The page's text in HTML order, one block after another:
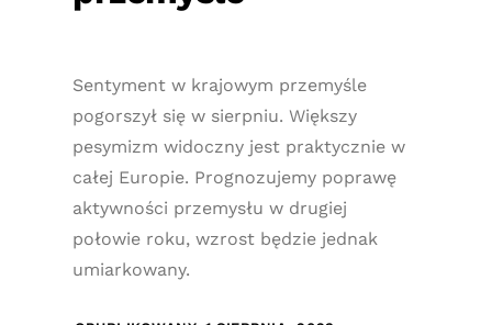
Sentyment w krajowym przemyśle
pogorszył się w sierpniu. Większy
pesymizm widoczny jest praktycznie w
całej Europie. Prognozujemy poprawę
aktywności przemysłu w drugiej
połowie roku, wzrost będzie jednak
umiarkowany.